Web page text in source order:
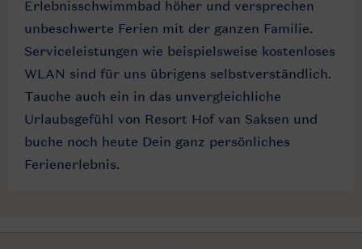
Erlebnisschwimmbad höher und versprechen
unbeschwerte Ferien mit der ganzen Familie.
Serviceleistungen wie beispielsweise kostenloses
WLAN sind für uns übrigens selbstverständlich.
Tauche auch ein in das unvergleichliche
Urlaubsgefühl von Resort Hof van Saksen und
buche noch heute Dein ganz persönliches
Ferienerlebnis.